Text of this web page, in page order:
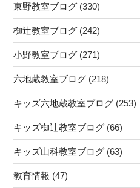
東野教室ブログ (330)
椥辻教室ブログ (242)
小野教室ブログ (271)
六地蔵教室ブログ (218)
キッズ六地蔵教室ブログ (253)
キッズ椥辻教室ブログ (66)
キッズ山科教室ブログ (63)
教育情報 (47)